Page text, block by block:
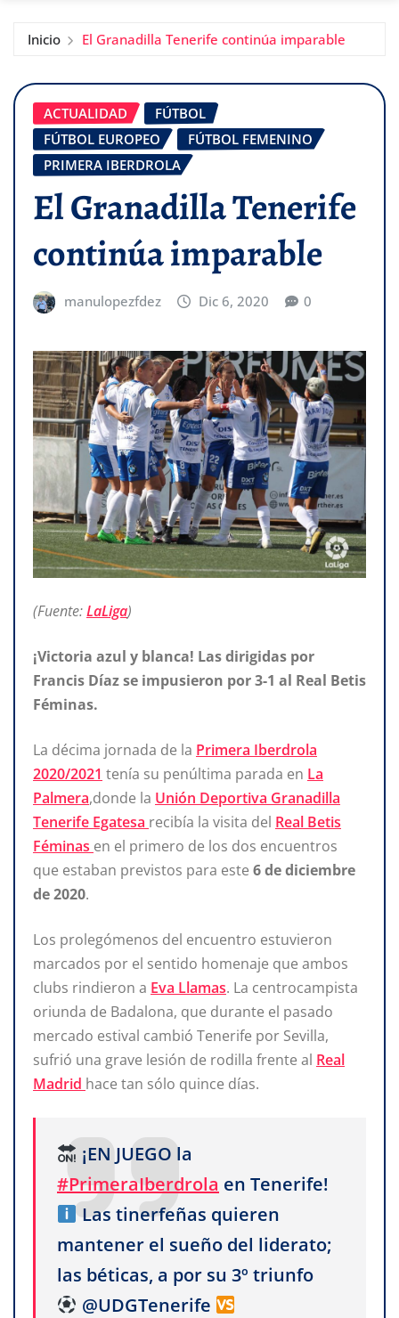
Inicio El Granadilla Tenerife continúa imparable
ACTUALIDAD
FÚTBOL
FÚTBOL EUROPEO
FÚTBOL FEMENINO
PRIMERA IBERDROLA
El Granadilla Tenerife
continúa imparable
manulopezfdez Dic 6, 2020 0
(Fuente:LaLiga)
¡Victoria azul y blanca! Las dirigidas por
Francis Díaz se impusieron por 3-1 al Real Betis
Féminas.
La décima jornada de la Primera Iberdrola
2020/2021 tenía su penúltima parada en La
Palmera,donde la Unión Deportiva Granadilla
Tenerife Egatesa recibía la visita del Real Betis
Féminas en el primero de los dos encuentros
que estaban previstos para este 6 de diciembre
de 2020.
Los prolegómenos del encuentro estuvieron
marcados por el sentido homenaje que ambos
clubs rindieron a Eva Llamas. La centrocampista
oriunda de Badalona, que durante el pasado
mercado estival cambió Tenerife por Sevilla,
sufrió una grave lesión de rodilla frente al Real
Madrid hace tan sólo quince días.
¡EN JUEGO la
#PrimeraIberdrola en Tenerife!
Las tinerfeñas quieren
mantener el sueño del liderato;
las béticas, a por su 3º triunfo
@UDGTenerife